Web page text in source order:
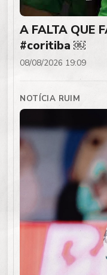
A FALTA QUE
#coritiba ￼
08/08/2026 19:09
NOTÍCIA RUIM